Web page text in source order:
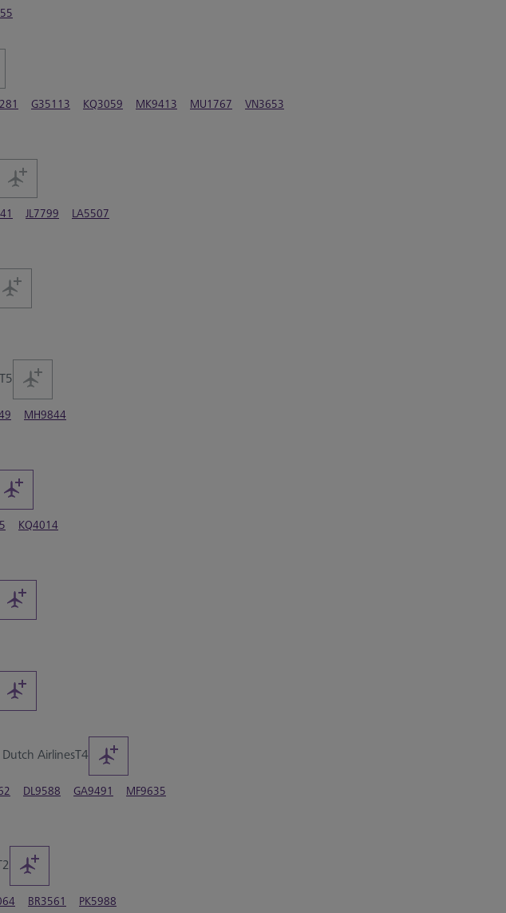
G35113 KQ3059 MK9413 MU1767
VN3653
JL7799
LA5507
T5
MH9844
KQ4014
AirlinesT4
DL9588 GA9491
MF9635
BR3561
PK5988